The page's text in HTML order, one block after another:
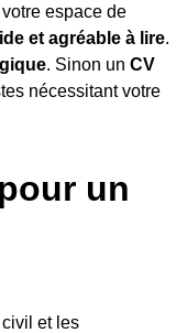
espace de
et agréable à lire.
. Sinon un CV
nécessitant votre
un
civil et les